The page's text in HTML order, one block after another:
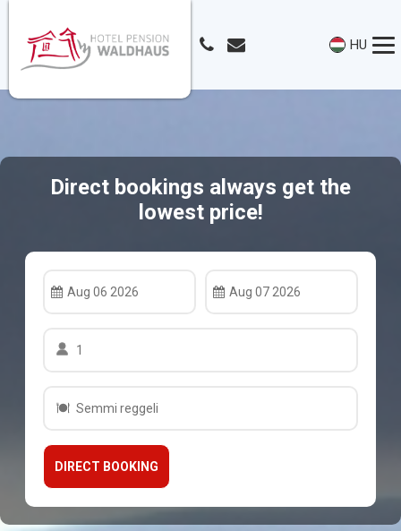
HU
Direct bookings always get the
lowest price!
Aug 06 2026 Aug 07 2026
1
Semmi reggeli